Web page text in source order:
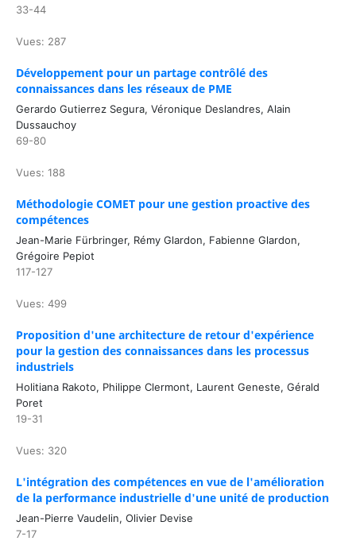
33-44
Vues: 287
Développement pour un partage contrôlé des
connaissances dans les réseaux de PME
Gerardo Gutierrez Segura, Véronique Deslandres, Alain
Dussauchoy
69-80
Vues: 188
Méthodologie COMET pour une gestion proactive des
compétences
Jean-Marie Fürbringer, Rémy Glardon, Fabienne Glardon,
Grégoire Pepiot
117-127
Vues: 499
Proposition d'une architecture de retour d'expérience
pour la gestion des connaissances dans les processus
industriels
Holitiana Rakoto, Philippe Clermont, Laurent Geneste, Gérald
Poret
19-31
Vues: 320
L'intégration des compétences en vue de l'amélioration
de la performance industrielle d'une unité de production
Jean-Pierre Vaudelin, Olivier Devise
7-17